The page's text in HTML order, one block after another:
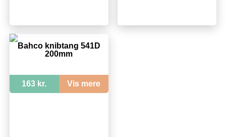
Bahco knibtang 541D
200mm
163 kr. Vis mere